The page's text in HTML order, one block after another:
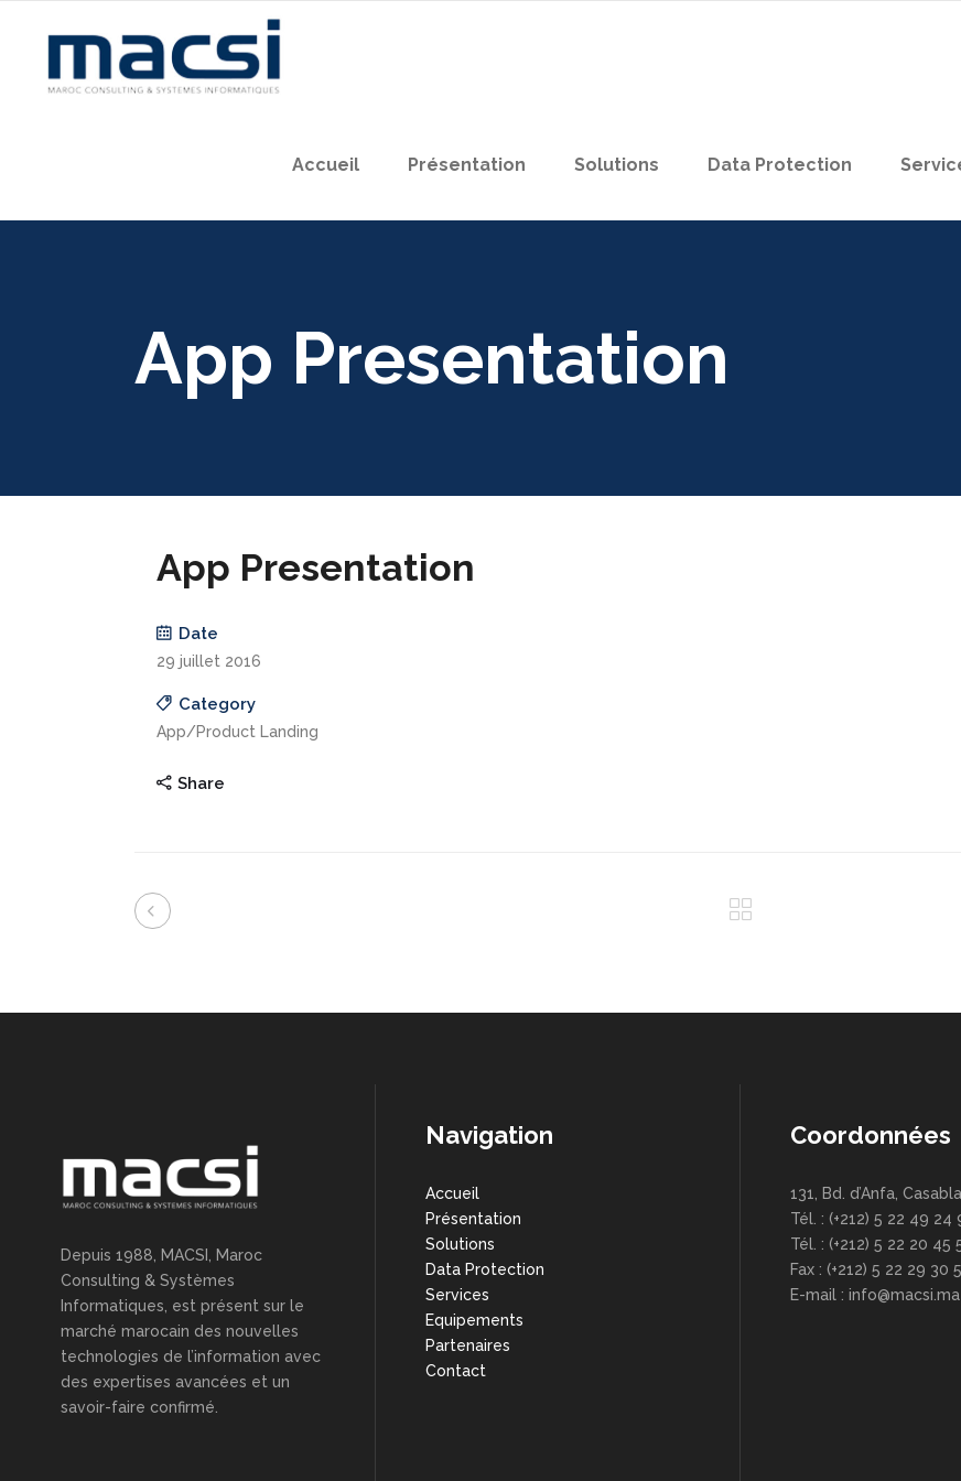
Accueil Présentation Solutions Data Protection
App Presentation
App Presentation
Date
29 juillet 2016
Category
App/Product Landing
Share
Depuis 1988, MACSI, Maroc
Consulting & Systèmes
Informatiques, est présent sur le
marché marocain des nouvelles
technologies de l’information avec
des expertises avancées et un
savoir-faire confirmé.
Navigation
Accueil
Présentation
Solutions
Data Protection
Services
Equipements
Partenaires
Contact
Coordonnées
131, Bd. d’Anfa,
Tél. : (+212) 5 22 49 24
Tél. : (+212) 5 22 20 45
Fax : (+212) 5 22 29 30
E-mail : info@macsi.ma